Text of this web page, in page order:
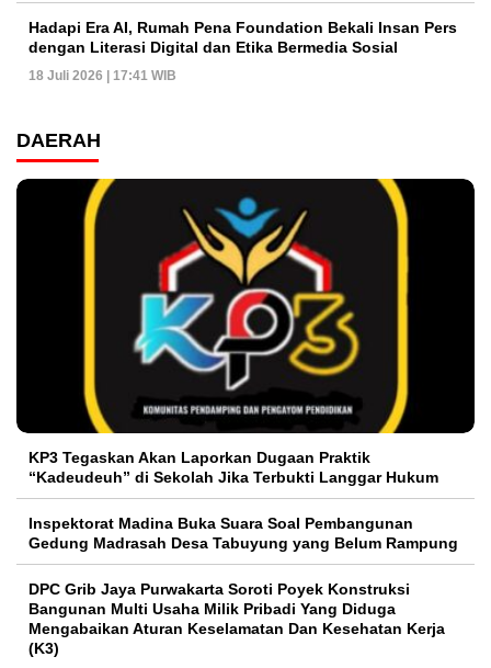
Hadapi Era AI, Rumah Pena Foundation Bekali Insan Pers
dengan Literasi Digital dan Etika Bermedia Sosial
18 Juli 2026 | 17:41 WIB
DAERAH
KP3 Tegaskan Akan Laporkan Dugaan Praktik
“Kadeudeuh” di Sekolah Jika Terbukti Langgar Hukum
Inspektorat Madina Buka Suara Soal Pembangunan
Gedung Madrasah Desa Tabuyung yang Belum Rampung
DPC Grib Jaya Purwakarta Soroti Poyek Konstruksi
Bangunan Multi Usaha Milik Pribadi Yang Diduga
Mengabaikan Aturan Keselamatan Dan Kesehatan Kerja
(K3)